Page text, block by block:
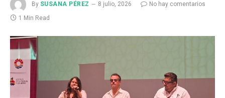
By SUSANA PÉREZ 8 julio, 2026
No hay comentarios
1 Min Read